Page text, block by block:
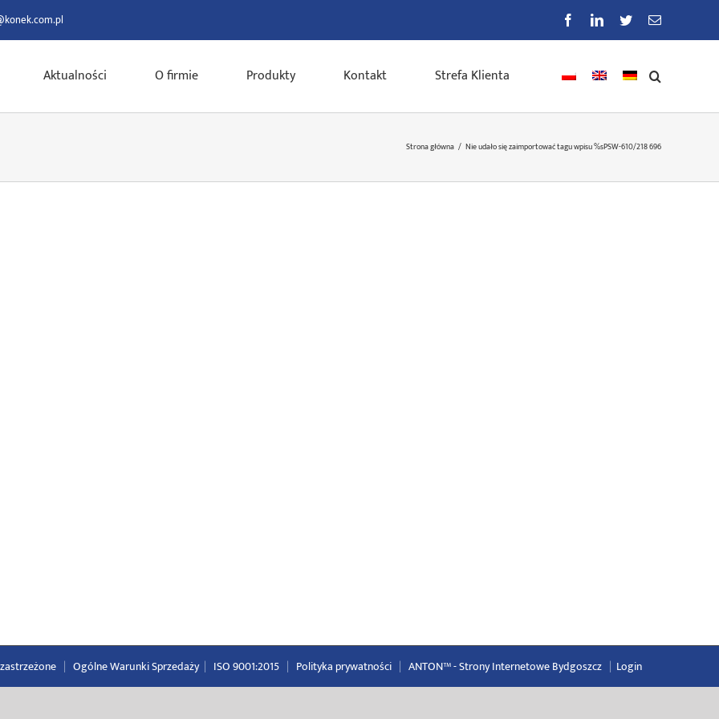
FacebookLinkedIn
TwitterE-
Aktualności O firmie Produkty Kontakt Strefa Klienta
Strona główna / Nie udało się zaimportować tagu wpisu %sPSW-610/218 696
| Ogólne Warunki Sprzedaży | ISO 9001:2015 | Polityka prywatności | ANTON™ -Strony Internetowe Bydgoszcz | Login